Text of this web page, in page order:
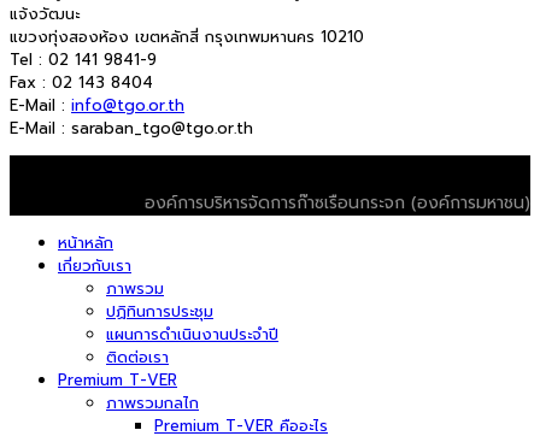
แจ้งวัฒนะ
แขวงทุ่งสองห้อง เขตหลักสี่ กรุงเทพมหานคร 10210
Tel : 02 141 9841-9
Fax : 02 143 8404
E-Mail : info@tgo.or.th
E-Mail : saraban_tgo@tgo.or.th
องค์การบริหารจัดการก๊าซเรือนกระจก (องค์การมหาชน)
หน้าหลัก
เกี่ยวกับเรา
ภาพรวม
ปฏิทินการประชุม
แผนการดำเนินงานประจำปี
ติดต่อเรา
Premium T-VER
ภาพรวมกลไก
Premium T-VER คืออะไร